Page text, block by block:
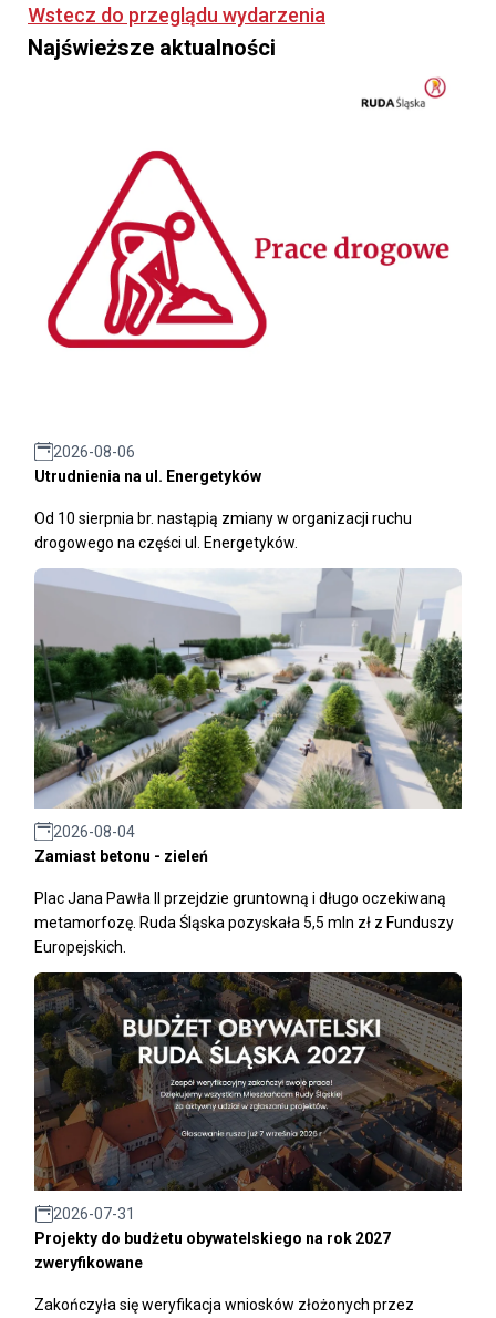
Wstecz do przeglądu wydarzenia
Najświeższe aktualności
2026-08-06
Utrudnienia na ul. Energetyków
Od 10 sierpnia br. nastąpią zmiany w organizacji ruchu
drogowego na części ul. Energetyków.
2026-08-04
Zamiast betonu - zieleń
Plac Jana Pawła II przejdzie gruntowną i długo oczekiwaną
metamorfozę. Ruda Śląska pozyskała 5,5 mln zł z Funduszy
Europejskich.
2026-07-31
Projekty do budżetu obywatelskiego na rok 2027
zweryfikowane
Zakończyła się weryfikacja wniosków złożonych przez